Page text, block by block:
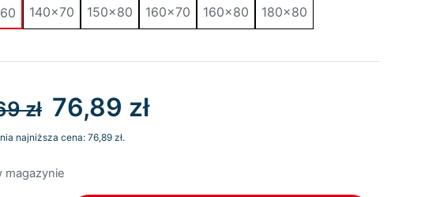
140x70 150x80 160x70 160x80 180x80
zł Pierwotna
cena
wynosiła:
76,89 złAktualna
najniższa cena: 76,89 zł.
magazynie